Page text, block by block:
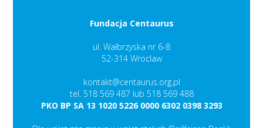
Fundacja Centaurus
ul. Wałbrzyska nr 6-8
52-314 Wroclaw
kontakt@centaurus.org.pl
tel. 518 569 487 lub 518 569 488
PKO BP SA 13 1020 5226 0000 6302 0398 3293